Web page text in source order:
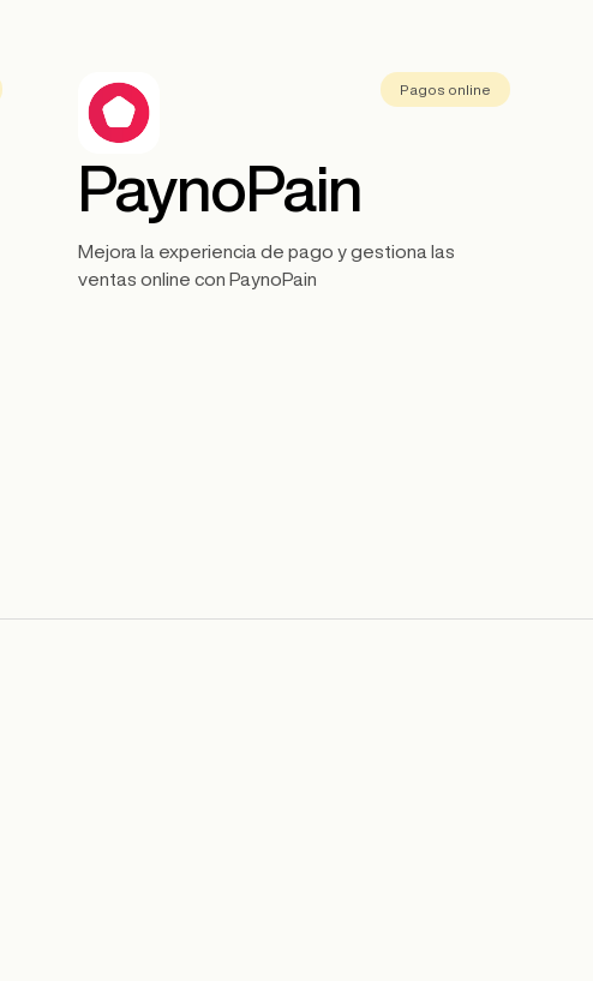
Pagos online
PaynoPain
Mejora la experiencia de pago y gestiona las
ventas online con PaynoPain